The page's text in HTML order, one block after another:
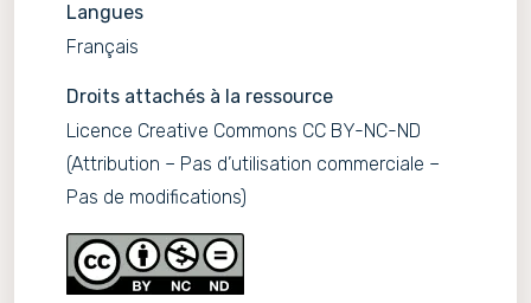
Langues
Français
Droits attachés à la ressource
Licence Creative Commons CC BY-NC-ND
(Attribution – Pas d’utilisation commerciale –
Pas de modifications)